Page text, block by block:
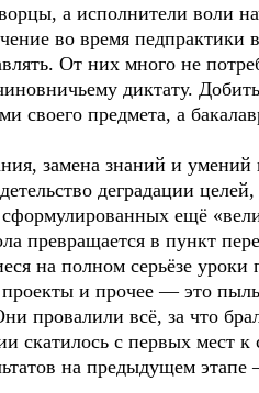
а исполнители воли
во время педпрактики
От них много не
диктату.
предмета, а
замена знаний и
деградации целей,
ещё
превращается в пункт
на полном серьёзе уроки
и прочее — это
провалили всё, за что
скатилось с первых мест
на предыдущем